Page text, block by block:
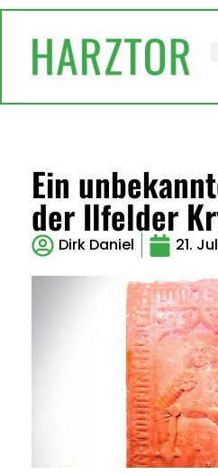
Ein
der Ilfelder
Dirk Daniel 21.